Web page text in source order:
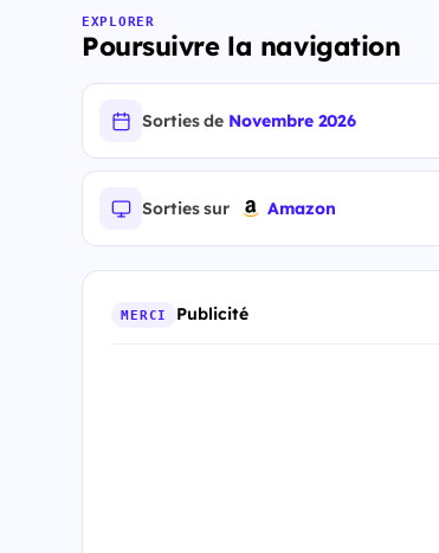
EXPLORER
Poursuivre la navigation
Sorties de Novembre 2026
Sorties sur Amazon
MERCI Publicité